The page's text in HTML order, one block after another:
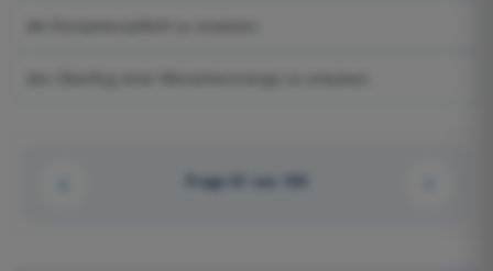
Frage 61 von 100